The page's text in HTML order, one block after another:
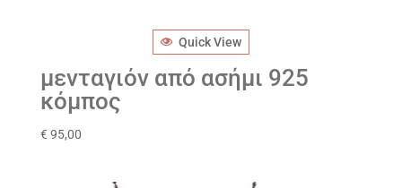
Quick View
μενταγιόν από ασήμι 925
κόμπος
€ 95,00